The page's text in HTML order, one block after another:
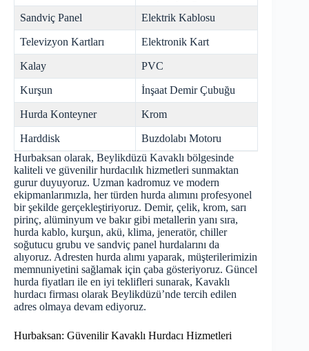
Sandviç Panel Elektrik Kablosu
Televizyon Kartları Elektronik Kart
Kalay PVC
Kurşun İnşaat Demir Çubuğu
Hurda Konteyner Krom
Harddisk
Buzdolabı Motoru
Hurbaksan olarak, Beylikdüzü Kavaklı bölgesinde
kaliteli ve güvenilir hurdacılık hizmetleri sunmaktan
gurur duyuyoruz. Uzman kadromuz ve modern
ekipmanlarımızla, her türden hurda alımını profesyonel
bir şekilde gerçekleştiriyoruz. Demir, çelik, krom, sarı
pirinç, alüminyum ve bakır gibi metallerin yanı sıra,
hurda kablo, kurşun, akü, klima, jeneratör, chiller
soğutucu grubu ve sandviç panel hurdalarını da
alıyoruz. Adresten hurda alımı yaparak, müşterilerimizin
memnuniyetini sağlamak için çaba gösteriyoruz. Güncel
hurda fiyatları ile en iyi teklifleri sunarak, Kavaklı
hurdacı firması olarak Beylikdüzü’nde tercih edilen
adres olmaya devam ediyoruz.
Hurbaksan: Güvenilir Kavaklı Hurdacı Hizmetleri